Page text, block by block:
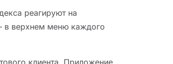
реагируют на
в верхнем меню каждого
клиента. Приложение